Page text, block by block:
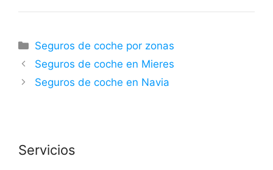
Categorías
Seguros de coche por zonas
Seguros de coche en Mieres
Seguros de coche en Navia
Servicios